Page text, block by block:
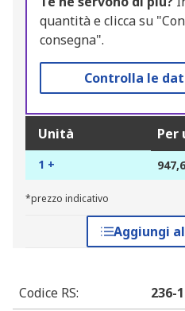
quantità e clicca su
consegna".
Controlla le
Unità Per
1 +
*prezzo indicativo
Aggiungi
Codice RS:
236-